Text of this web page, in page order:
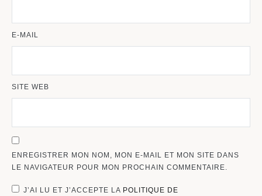
E-MAIL
SITE WEB
ENREGISTRER MON NOM, MON E-MAIL ET MON SITE DANS
LE NAVIGATEUR POUR MON PROCHAIN COMMENTAIRE.
J’AI LU ET J’ACCEPTE LA POLITIQUE DE